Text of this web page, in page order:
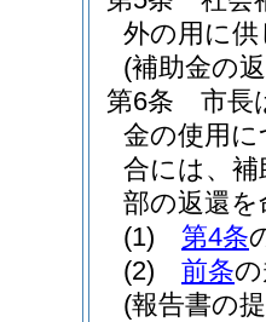
外の用に
(補助金の
第6条
市長
金の使用
合には、
部の返還
(1)
第4条
(2)
前条
(報告書の